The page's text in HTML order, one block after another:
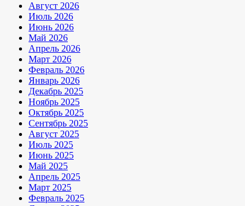
Август 2026
Июль 2026
Июнь 2026
Май 2026
Апрель 2026
Март 2026
Февраль 2026
Январь 2026
Декабрь 2025
Ноябрь 2025
Октябрь 2025
Сентябрь 2025
Август 2025
Июль 2025
Июнь 2025
Май 2025
Апрель 2025
Март 2025
Февраль 2025